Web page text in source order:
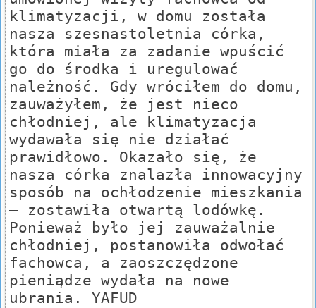
klimatyzacji, w domu została
nasza szesnastoletnia córka,
która miała za zadanie wpuścić
go do środka i uregulować
należność. Gdy wróciłem do domu,
zauważyłem, że jest nieco
chłodniej, ale klimatyzacja
wydawała się nie działać
prawidłowo. Okazało się, że
nasza córka znalazła innowacyjny
sposób na ochłodzenie mieszkania
– zostawiła otwartą lodówkę.
Ponieważ było jej zauważalnie
chłodniej, postanowiła odwołać
fachowca, a zaoszczędzone
pieniądze wydała na nowe
ubrania. YAFUD